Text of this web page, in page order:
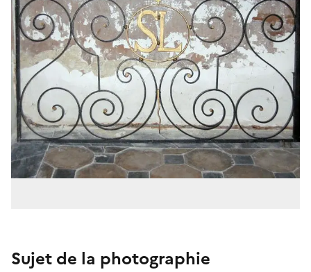
Sujet de la photographie